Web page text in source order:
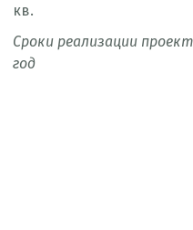
кв.
Сроки реализации
год